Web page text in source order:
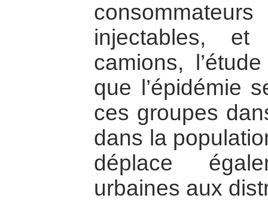
injectables,
camions,
que l’épidémie
ces groupes
dans la
déplace
urbaines aux